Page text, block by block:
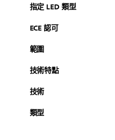
指定 LED 類型
ECE 認可
範圍
技術特點
技術
類型